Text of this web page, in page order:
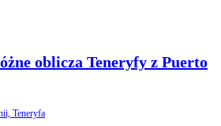
oblicza Teneryfy z Puerto
Teneryfa